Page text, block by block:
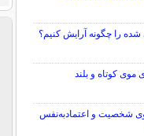
را چگونه آرایش کنیم؟
موی کوتاه و بلند
شخصیت و اعتمادبه‌نفس